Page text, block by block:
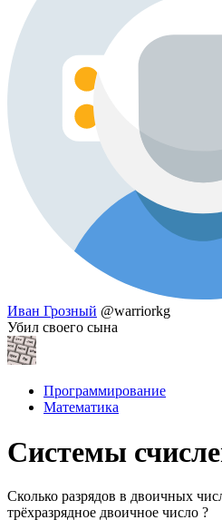
Иван Грозный @warriorkg
Убил своего сына
Программирование
Математика
Системы
Сколько разрядов в двоичных
трёхразрядное двоичное число ?